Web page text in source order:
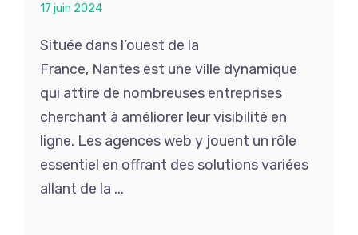
17 juin 2024
Située dans l’ouest de la
France, Nantes est une ville dynamique
qui attire de nombreuses entreprises
cherchant à améliorer leur visibilité en
ligne. Les agences web y jouent un rôle
essentiel en offrant des solutions variées
allant de la ...